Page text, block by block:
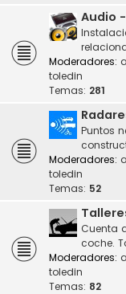
Audio
Moderadores:
toledin
Temas: 281
Puntos
Moderadores:
toledin
Temas: 52
Cuenta
coche.
Moderadores:
toledin
Temas: 82